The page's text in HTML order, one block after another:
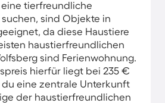
tierfreundliche
sind Objekte in
da diese Haustiere
haustierfreundlichen
sind Ferienwohnung.
hierfür liegt bei 235 €
du eine zentrale Unterkunft
der haustierfreundlichen